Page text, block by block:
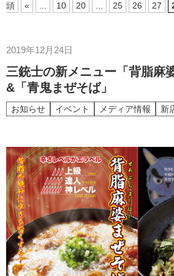
頭
« ... 10 20 ... 25 26 27
2019年12月24日
三銃士の新メニュー「背脂麻
&「青鬼まぜそば」
お知らせ イベント メディア情報 新